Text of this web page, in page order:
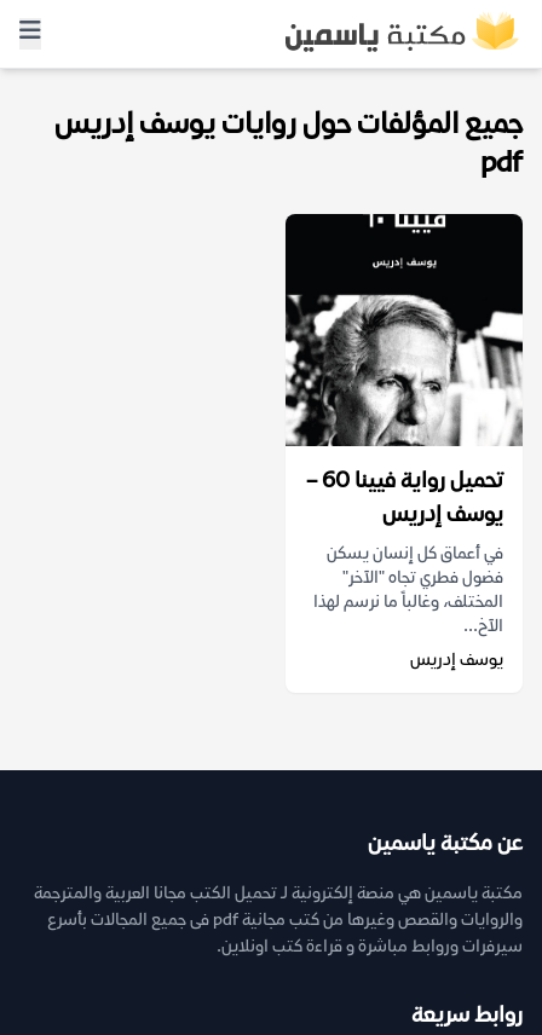
جميع المؤلفات حول روايات يوسف إدريس
pdf
تحميل رواية فيينا ٦٠ –
يوسف إدريس
في أعماق كل إنسان يسكن
فضول فطري تجاه "الآخر"
المختلف، وغالباً ما نرسم لهذا
الآخ...
يوسف إدريس
عن مكتبة ياسمين
مكتبة ياسمين هي منصة إلكترونية لـ تحميل الكتب مجانا العربية والمترجمة
والروايات والقصص وغيرها من كتب مجانية pdf فى جميع المجالات بأسرع
سيرفرات وروابط مباشرة و قراءة كتب اونلاين.
روابط سريعة